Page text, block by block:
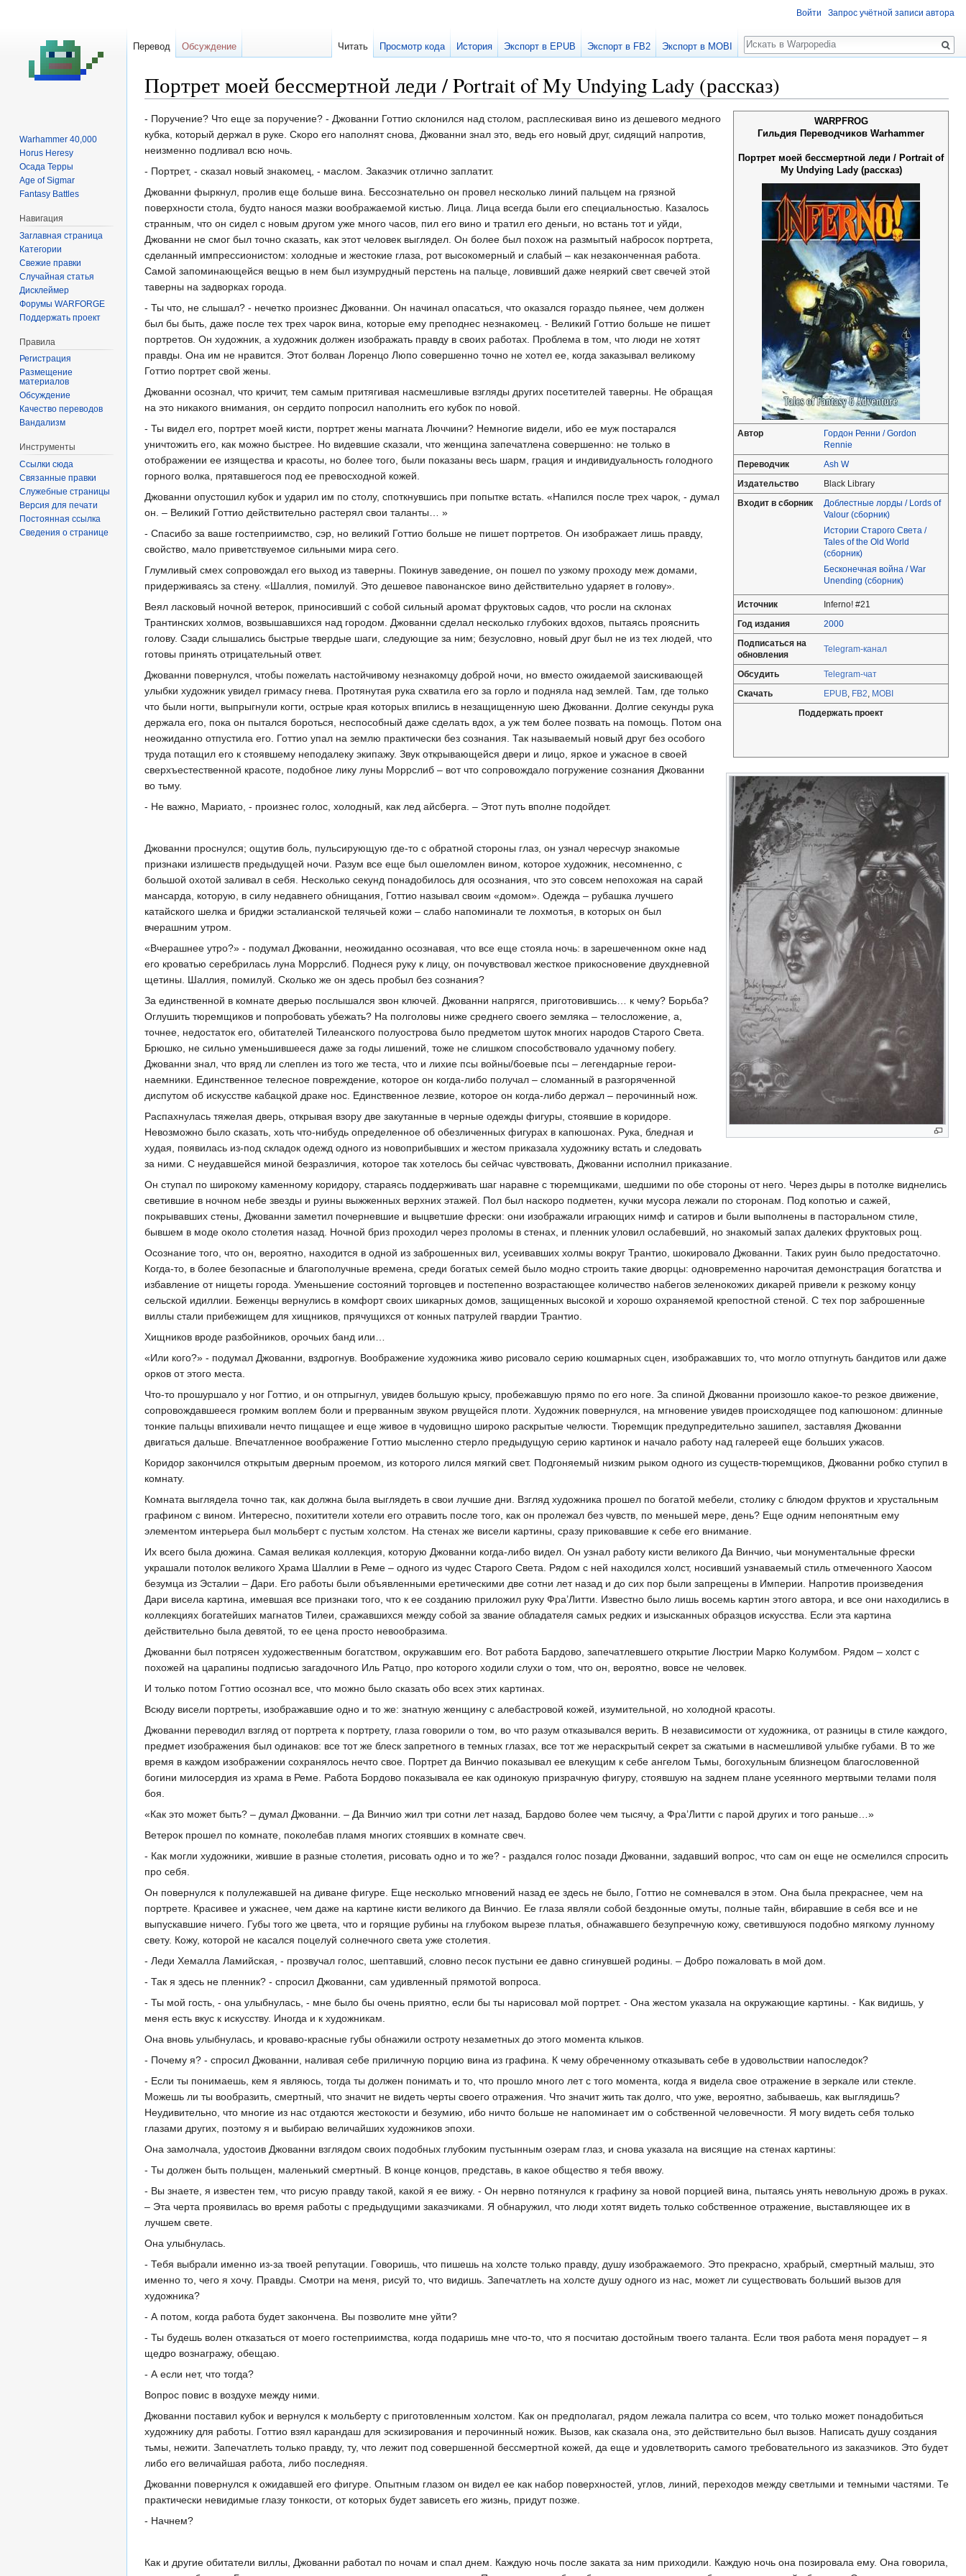
Портрет моей бессмертной леди / Portrait of My Undying Lady (рассказ)
Перейти
к
навигации
Перейти
к
поиску
WARPFROG
Гильдия Переводчиков Warhammer
Портрет моей бессмертной леди / Portrait of
My Undying Lady (рассказ)
Автор
Гордон Ренни / Gordon
Rennie
Переводчик
Ash W
Издательство
Black Library
Входит в сборник
Доблестные лорды / Lords of
Valour (сборник)
Истории Старого Света /
Tales of the Old World
(сборник)
Бесконечная война / War
Unending (сборник)
Источник
Inferno! #21
Год издания
2000
Подписаться на
обновления
Telegram-канал
Обсудить
Telegram-чат
Скачать
EPUB, FB2, MOBI
Поддержать проект
- Поручение? Что еще за поручение? - Джованни Готтио склонился над столом, расплескивая вино из дешевого медного
кубка, который держал в руке. Скоро его наполнят снова, Джованни знал это, ведь его новый друг, сидящий напротив,
неизменно подливал всю ночь.
- Портрет, - сказал новый знакомец, - маслом. Заказчик отлично заплатит.
Джованни фыркнул, пролив еще больше вина. Бессознательно он провел несколько линий пальцем на грязной
поверхности стола, будто нанося мазки воображаемой кистью. Лица. Лица всегда были его специальностью. Казалось
странным, что он сидел с новым другом уже много часов, пил его вино и тратил его деньги, но встань тот и уйди,
Джованни не смог был точно сказать, как этот человек выглядел. Он более был похож на размытый набросок портрета,
сделанный импрессионистом: холодные и жестокие глаза, рот высокомерный и слабый – как незаконченная работа.
Самой запоминающейся вещью в нем был изумрудный перстень на пальце, ловивший даже неяркий свет свечей этой
таверны на задворках города.
- Ты что, не слышал? - нечетко произнес Джованни. Он начинал опасаться, что оказался гораздо пьянее, чем должен
был бы быть, даже после тех трех чарок вина, которые ему преподнес незнакомец. - Великий Готтио больше не пишет
портретов. Он художник, а художник должен изображать правду в своих работах. Проблема в том, что люди не хотят
правды. Она им не нравится. Этот болван Лоренцо Люпо совершенно точно не хотел ее, когда заказывал великому
Готтио портрет свой жены.
Джованни осознал, что кричит, тем самым притягивая насмешливые взгляды других посетителей таверны. Не обращая
на это никакого внимания, он сердито попросил наполнить его кубок по новой.
- Ты видел его, портрет моей кисти, портрет жены магната Люччини? Немногие видели, ибо ее муж постарался
уничтожить его, как можно быстрее. Но видевшие сказали, что женщина запечатлена совершенно: не только в
отображении ее изящества и красоты, но более того, были показаны весь шарм, грация и индивидуальность голодного
горного волка, прятавшегося под ее превосходной кожей.
Джованни опустошил кубок и ударил им по столу, споткнувшись при попытке встать. «Напился после трех чарок, - думал
он. – Великий Готтио действительно растерял свои таланты… »
- Спасибо за ваше гостеприимство, сэр, но великий Готтио больше не пишет портретов. Он изображает лишь правду,
свойство, мало приветствуемое сильными мира сего.
Глумливый смех сопровождал его выход из таверны. Покинув заведение, он пошел по узкому проходу меж домами,
придерживаясь за стену. «Шаллия, помилуй. Это дешевое павонанское вино действительно ударяет в голову».
Веял ласковый ночной ветерок, приносивший с собой сильный аромат фруктовых садов, что росли на склонах
Трантинских холмов, возвышавшихся над городом. Джованни сделал несколько глубоких вдохов, пытаясь прояснить
голову. Сзади слышались быстрые твердые шаги, следующие за ним; безусловно, новый друг был не из тех людей, что
готовы принять отрицательный ответ.
Джованни повернулся, чтобы пожелать настойчивому незнакомцу доброй ночи, но вместо ожидаемой заискивающей
улыбки художник увидел гримасу гнева. Протянутая рука схватила его за горло и подняла над землей. Там, где только
что были ногти, выпрыгнули когти, острые края которых впились в незащищенную шею Джованни. Долгие секунды рука
держала его, пока он пытался бороться, неспособный даже сделать вдох, а уж тем более позвать на помощь. Потом она
неожиданно отпустила его. Готтио упал на землю практически без сознания. Так называемый новый друг без особого
труда потащил его к стоявшему неподалеку экипажу. Звук открывающейся двери и лицо, яркое и ужасное в своей
сверхъестественной красоте, подобное лику луны Моррслиб – вот что сопровождало погружение сознания Джованни
во тьму.
- Не важно, Мариато, - произнес голос, холодный, как лед айсберга. – Этот путь вполне подойдет.
Джованни проснулся; ощутив боль, пульсирующую где-то с обратной стороны глаз, он узнал чересчур знакомые
признаки излишеств предыдущей ночи. Разум все еще был ошеломлен вином, которое художник, несомненно, с
большой охотой заливал в себя. Несколько секунд понадобилось для осознания, что это совсем непохожая на сарай
мансарда, которую, в силу недавнего обнищания, Готтио называл своим «домом». Одежда – рубашка лучшего
катайского шелка и бриджи эсталианской телячьей кожи – слабо напоминали те лохмотья, в которых он был
вчерашним утром.
«Вчерашнее утро?» - подумал Джованни, неожиданно осознавая, что все еще стояла ночь: в зарешеченном окне над
его кроватью серебрилась луна Моррслиб. Поднеся руку к лицу, он почувствовал жесткое прикосновение двухдневной
щетины. Шаллия, помилуй. Сколько же он здесь пробыл без сознания?
За единственной в комнате дверью послышался звон ключей. Джованни напрягся, приготовившись… к чему? Борьба?
Оглушить тюремщиков и попробовать убежать? На полголовы ниже среднего своего земляка – телосложение, а,
точнее, недостаток его, обитателей Тилеанского полуострова было предметом шуток многих народов Старого Света.
Брюшко, не сильно уменьшившееся даже за годы лишений, тоже не слишком способствовало удачному побегу.
Джованни знал, что вряд ли слеплен из того же теста, что и лихие псы войны/боевые псы – легендарные герои-
наемники. Единственное телесное повреждение, которое он когда-либо получал – сломанный в разгоряченной
диспутом об искусстве кабацкой драке нос. Единственное лезвие, которое он когда-либо держал – перочинный нож.
Распахнулась тяжелая дверь, открывая взору две закутанные в черные одежды фигуры, стоявшие в коридоре.
Невозможно было сказать, хоть что-нибудь определенное об обезличенных фигурах в капюшонах. Рука, бледная и
худая, появилась из-под складок одежд одного из новоприбывших и жестом приказала художнику встать и следовать
за ними. С неудавшейся миной безразличия, которое так хотелось бы сейчас чувствовать, Джованни исполнил приказание.
Он ступал по широкому каменному коридору, стараясь поддерживать шаг наравне с тюремщиками, шедшими по обе стороны от него. Через дыры в потолке виднелись
светившие в ночном небе звезды и руины выжженных верхних этажей. Пол был наскоро подметен, кучки мусора лежали по сторонам. Под копотью и сажей,
покрывавших стены, Джованни заметил почерневшие и выцветшие фрески: они изображали играющих нимф и сатиров и были выполнены в пасторальном стиле,
бывшем в моде около столетия назад. Ночной бриз проходил через проломы в стенах, и пленник уловил ослабевший, но знакомый запах далеких фруктовых рощ.
Осознание того, что он, вероятно, находится в одной из заброшенных вил, усеивавших холмы вокруг Трантио, шокировало Джованни. Таких руин было предостаточно.
Когда-то, в более безопасные и благополучные времена, среди богатых семей было модно строить такие дворцы: одновременно нарочитая демонстрация богатства и
избавление от нищеты города. Уменьшение состояний торговцев и постепенно возрастающее количество набегов зеленокожих дикарей привели к резкому концу
сельской идиллии. Беженцы вернулись в комфорт своих шикарных домов, защищенных высокой и хорошо охраняемой крепостной стеной. С тех пор заброшенные
виллы стали прибежищем для хищников, прячущихся от конных патрулей гвардии Трантио.
Хищников вроде разбойников, орочьих банд или…
«Или кого?» - подумал Джованни, вздрогнув. Воображение художника живо рисовало серию кошмарных сцен, изображавших то, что могло отпугнуть бандитов или даже
орков от этого места.
Что-то прошуршало у ног Готтио, и он отпрыгнул, увидев большую крысу, пробежавшую прямо по его ноге. За спиной Джованни произошло какое-то резкое движение,
сопровождавшееся громким воплем боли и прерванным звуком рвущейся плоти. Художник повернулся, на мгновение увидев происходящее под капюшоном: длинные
тонкие пальцы впихивали нечто пищащее и еще живое в чудовищно широко раскрытые челюсти. Тюремщик предупредительно зашипел, заставляя Джованни
двигаться дальше. Впечатленное воображение Готтио мысленно стерло предыдущую серию картинок и начало работу над галереей еще больших ужасов.
Коридор закончился открытым дверным проемом, из которого лился мягкий свет. Подгоняемый низким рыком одного из существ-тюремщиков, Джованни робко ступил в
комнату.
Комната выглядела точно так, как должна была выглядеть в свои лучшие дни. Взгляд художника прошел по богатой мебели, столику с блюдом фруктов и хрустальным
графином с вином. Интересно, похитители хотели его отравить после того, как он пролежал без чувств, по меньшей мере, день? Еще одним непонятным ему
элементом интерьера был мольберт с пустым холстом. На стенах же висели картины, сразу приковавшие к себе его внимание.
Их всего была дюжина. Самая великая коллекция, которую Джованни когда-либо видел. Он узнал работу кисти великого Да Винчио, чьи монументальные фрески
украшали потолок великого Храма Шаллии в Реме – одного из чудес Старого Света. Рядом с ней находился холст, носивший узнаваемый стиль отмеченного Хаосом
безумца из Эсталии – Дари. Его работы были объявленными еретическими две сотни лет назад и до сих пор были запрещены в Империи. Напротив произведения
Дари висела картина, имевшая все признаки того, что к ее созданию приложил руку Фра’Литти. Известно было лишь восемь картин этого автора, и все они находились в
коллекциях богатейших магнатов Тилеи, сражавшихся между собой за звание обладателя самых редких и изысканных образцов искусства. Если эта картина
действительно была девятой, то ее цена просто невообразима.
Джованни был потрясен художественным богатством, окружавшим его. Вот работа Бардово, запечатлевшего открытие Люстрии Марко Колумбом. Рядом – холст с
похожей на царапины подписью загадочного Иль Ратцо, про которого ходили слухи о том, что он, вероятно, вовсе не человек.
И только потом Готтио осознал все, что можно было сказать обо всех этих картинах.
Всюду висели портреты, изображавшие одно и то же: знатную женщину с алебастровой кожей, изумительной, но холодной красоты.
Джованни переводил взгляд от портрета к портрету, глаза говорили о том, во что разум отказывался верить. В независимости от художника, от разницы в стиле каждого,
предмет изображения был одинаков: все тот же блеск запретного в темных глазах, все тот же нераскрытый секрет за сжатыми в насмешливой улыбке губами. В то же
время в каждом изображении сохранялось нечто свое. Портрет да Винчио показывал ее влекущим к себе ангелом Тьмы, богохульным близнецом благословенной
богини милосердия из храма в Реме. Работа Бордово показывала ее как одинокую призрачную фигуру, стоявшую на заднем плане усеянного мертвыми телами поля
боя.
«Как это может быть? – думал Джованни. – Да Винчио жил три сотни лет назад, Бардово более чем тысячу, а Фра’Литти с парой других и того раньше…»
Ветерок прошел по комнате, поколебав пламя многих стоявших в комнате свеч.
- Как могли художники, жившие в разные столетия, рисовать одно и то же? - раздался голос позади Джованни, задавший вопрос, что сам он еще не осмелился спросить
про себя.
Он повернулся к полулежавшей на диване фигуре. Еще несколько мгновений назад ее здесь не было, Готтио не сомневался в этом. Она была прекраснее, чем на
портрете. Красивее и ужаснее, чем даже на картине кисти великого да Винчио. Ее глаза являли собой бездонные омуты, полные тайн, вбиравшие в себя все и не
выпускавшие ничего. Губы того же цвета, что и горящие рубины на глубоком вырезе платья, обнажавшего безупречную кожу, светившуюся подобно мягкому лунному
свету. Кожу, которой не касался поцелуй солнечного света уже столетия.
- Леди Хемалла Ламийская, - прозвучал голос, шептавший, словно песок пустыни ее давно сгинувшей родины. – Добро пожаловать в мой дом.
- Так я здесь не пленник? - спросил Джованни, сам удивленный прямотой вопроса.
- Ты мой гость, - она улыбнулась, - мне было бы очень приятно, если бы ты нарисовал мой портрет. - Она жестом указала на окружающие картины. - Как видишь, у
меня есть вкус к искусству. Иногда и к художникам.
Она вновь улыбнулась, и кроваво-красные губы обнажили остроту незаметных до этого момента клыков.
- Почему я? - спросил Джованни, наливая себе приличную порцию вина из графина. К чему обреченному отказывать себе в удовольствии напоследок?
- Если ты понимаешь, кем я являюсь, тогда ты должен понимать и то, что прошло много лет с того момента, когда я видела свое отражение в зеркале или стекле.
Можешь ли ты вообразить, смертный, что значит не видеть черты своего отражения. Что значит жить так долго, что уже, вероятно, забываешь, как выглядишь?
Неудивительно, что многие из нас отдаются жестокости и безумию, ибо ничто больше не напоминает им о собственной человечности. Я могу видеть себя только
глазами других, поэтому я и выбираю величайших художников эпохи.
Она замолчала, удостоив Джованни взглядом своих подобных глубоким пустынным озерам глаз, и снова указала на висящие на стенах картины:
- Ты должен быть польщен, маленький смертный. В конце концов, представь, в какое общество я тебя ввожу.
- Вы знаете, я известен тем, что рисую правду такой, какой я ее вижу. - Он нервно потянулся к графину за новой порцией вина, пытаясь унять невольную дрожь в руках.
– Эта черта проявилась во время работы с предыдущими заказчиками. Я обнаружил, что люди хотят видеть только собственное отражение, выставляющее их в
лучшем свете.
Она улыбнулась.
- Тебя выбрали именно из-за твоей репутации. Говоришь, что пишешь на холсте только правду, душу изображаемого. Это прекрасно, храбрый, смертный малыш, это
именно то, чего я хочу. Правды. Смотри на меня, рисуй то, что видишь. Запечатлеть на холсте душу одного из нас, может ли существовать больший вызов для
художника?
- А потом, когда работа будет закончена. Вы позволите мне уйти?
- Ты будешь волен отказаться от моего гостеприимства, когда подаришь мне что-то, что я посчитаю достойным твоего таланта. Если твоя работа меня порадует – я
щедро вознагражу, обещаю.
- А если нет, что тогда?
Вопрос повис в воздухе между ними.
Джованни поставил кубок и вернулся к мольберту с приготовленным холстом. Как он предполагал, рядом лежала палитра со всем, что только может понадобиться
художнику для работы. Готтио взял карандаш для эскизирования и перочинный ножик. Вызов, как сказала она, это действительно был вызов. Написать душу создания
тьмы, нежити. Запечатлеть только правду, ту, что лежит под совершенной бессмертной кожей, да еще и удовлетворить самого требовательного из заказчиков. Это будет
либо его величайшая работа, либо последняя.
Джованни повернулся к ожидавшей его фигуре. Опытным глазом он видел ее как набор поверхностей, углов, линий, переходов между светлыми и темными частями. Те
практически невидимые глазу тонкости, от которых будет зависеть его жизнь, придут позже.
- Начнем?
Как и другие обитатели виллы, Джованни работал по ночам и спал днем. Каждую ночь после заката за ним приходили. Каждую ночь она позировала ему. Она говорила,
Войти Запрос учётной записи автора
Перевод Обсуждение Читать Просмотр кода История Экспорт в EPUB Экспорт в FB2 Экспорт в MOBI
Поиск
Warhammer 40,000
Horus Heresy
Осада Терры
Age of Sigmar
Fantasy Battles
Навигация
Заглавная страница
Категории
Свежие правки
Случайная статья
Дисклеймер
Форумы WARFORGE
Поддержать проект
Правила
Регистрация
Размещение
материалов
Обсуждение
Качество переводов
Вандализм
Инструменты
Ссылки сюда
Связанные правки
Служебные страницы
Версия для печати
Постоянная ссылка
Сведения о странице